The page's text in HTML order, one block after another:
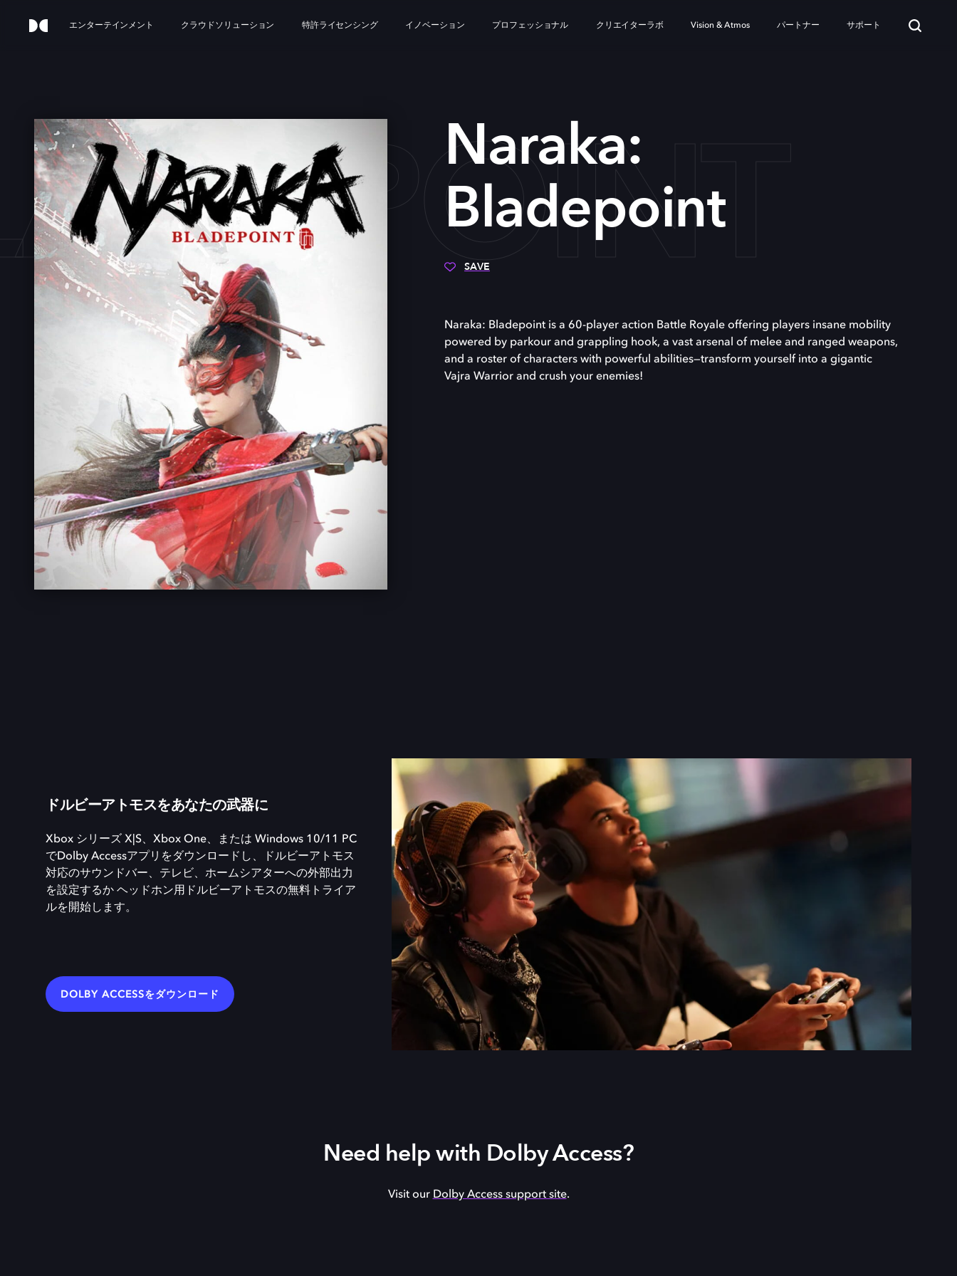
エンターテインメント クラウドソリューション 特許ライセンシング イノベーション プロフェッショナル クリエイターラボ Vision & Atmos パートナー サポート
Naraka:
Bladepoint
SAVE
Naraka: Bladepoint is a 60-player action Battle Royale offering players insane mobility
powered by parkour and grappling hook, a vast arsenal of melee and ranged weapons,
and a roster of characters with powerful abilities—transform yourself into a gigantic
Vajra Warrior and crush your enemies!
ドルビーアトモスをあなたの武器に
Xbox シリーズ X|S、Xbox One、または Windows 10/11 PC
でDolby Accessアプリをダウンロードし、ドルビーアトモス
対応のサウンドバー、テレビ、ホームシアターへの外部出力
を設定するか ヘッドホン用ドルビーアトモスの無料トライア
ルを開始します。
DOLBY ACCESSをダウンロード
Need help with Dolby Access?
Visit our Dolby Access support site.